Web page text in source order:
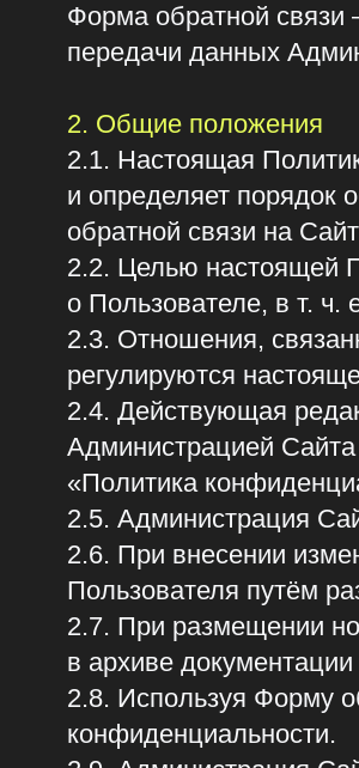
2. Общие положения
и определяет порядок
обратной связи на Сайте.
2.2. Целью настоящей
о Пользователе, в т. ч.
2.3. Отношения,
регулируются настоящей
2.4. Действующая
Администрацией Сайта и
«Политика
2.5. Администрация
2.6. При внесении
Пользователя путём
2.7. При размещении
в архиве документации
2.8. Используя Форму
конфиденциальности.
2.9. Администрация
3. Условия и цели сбора
3.1. Персональные
Пользователем